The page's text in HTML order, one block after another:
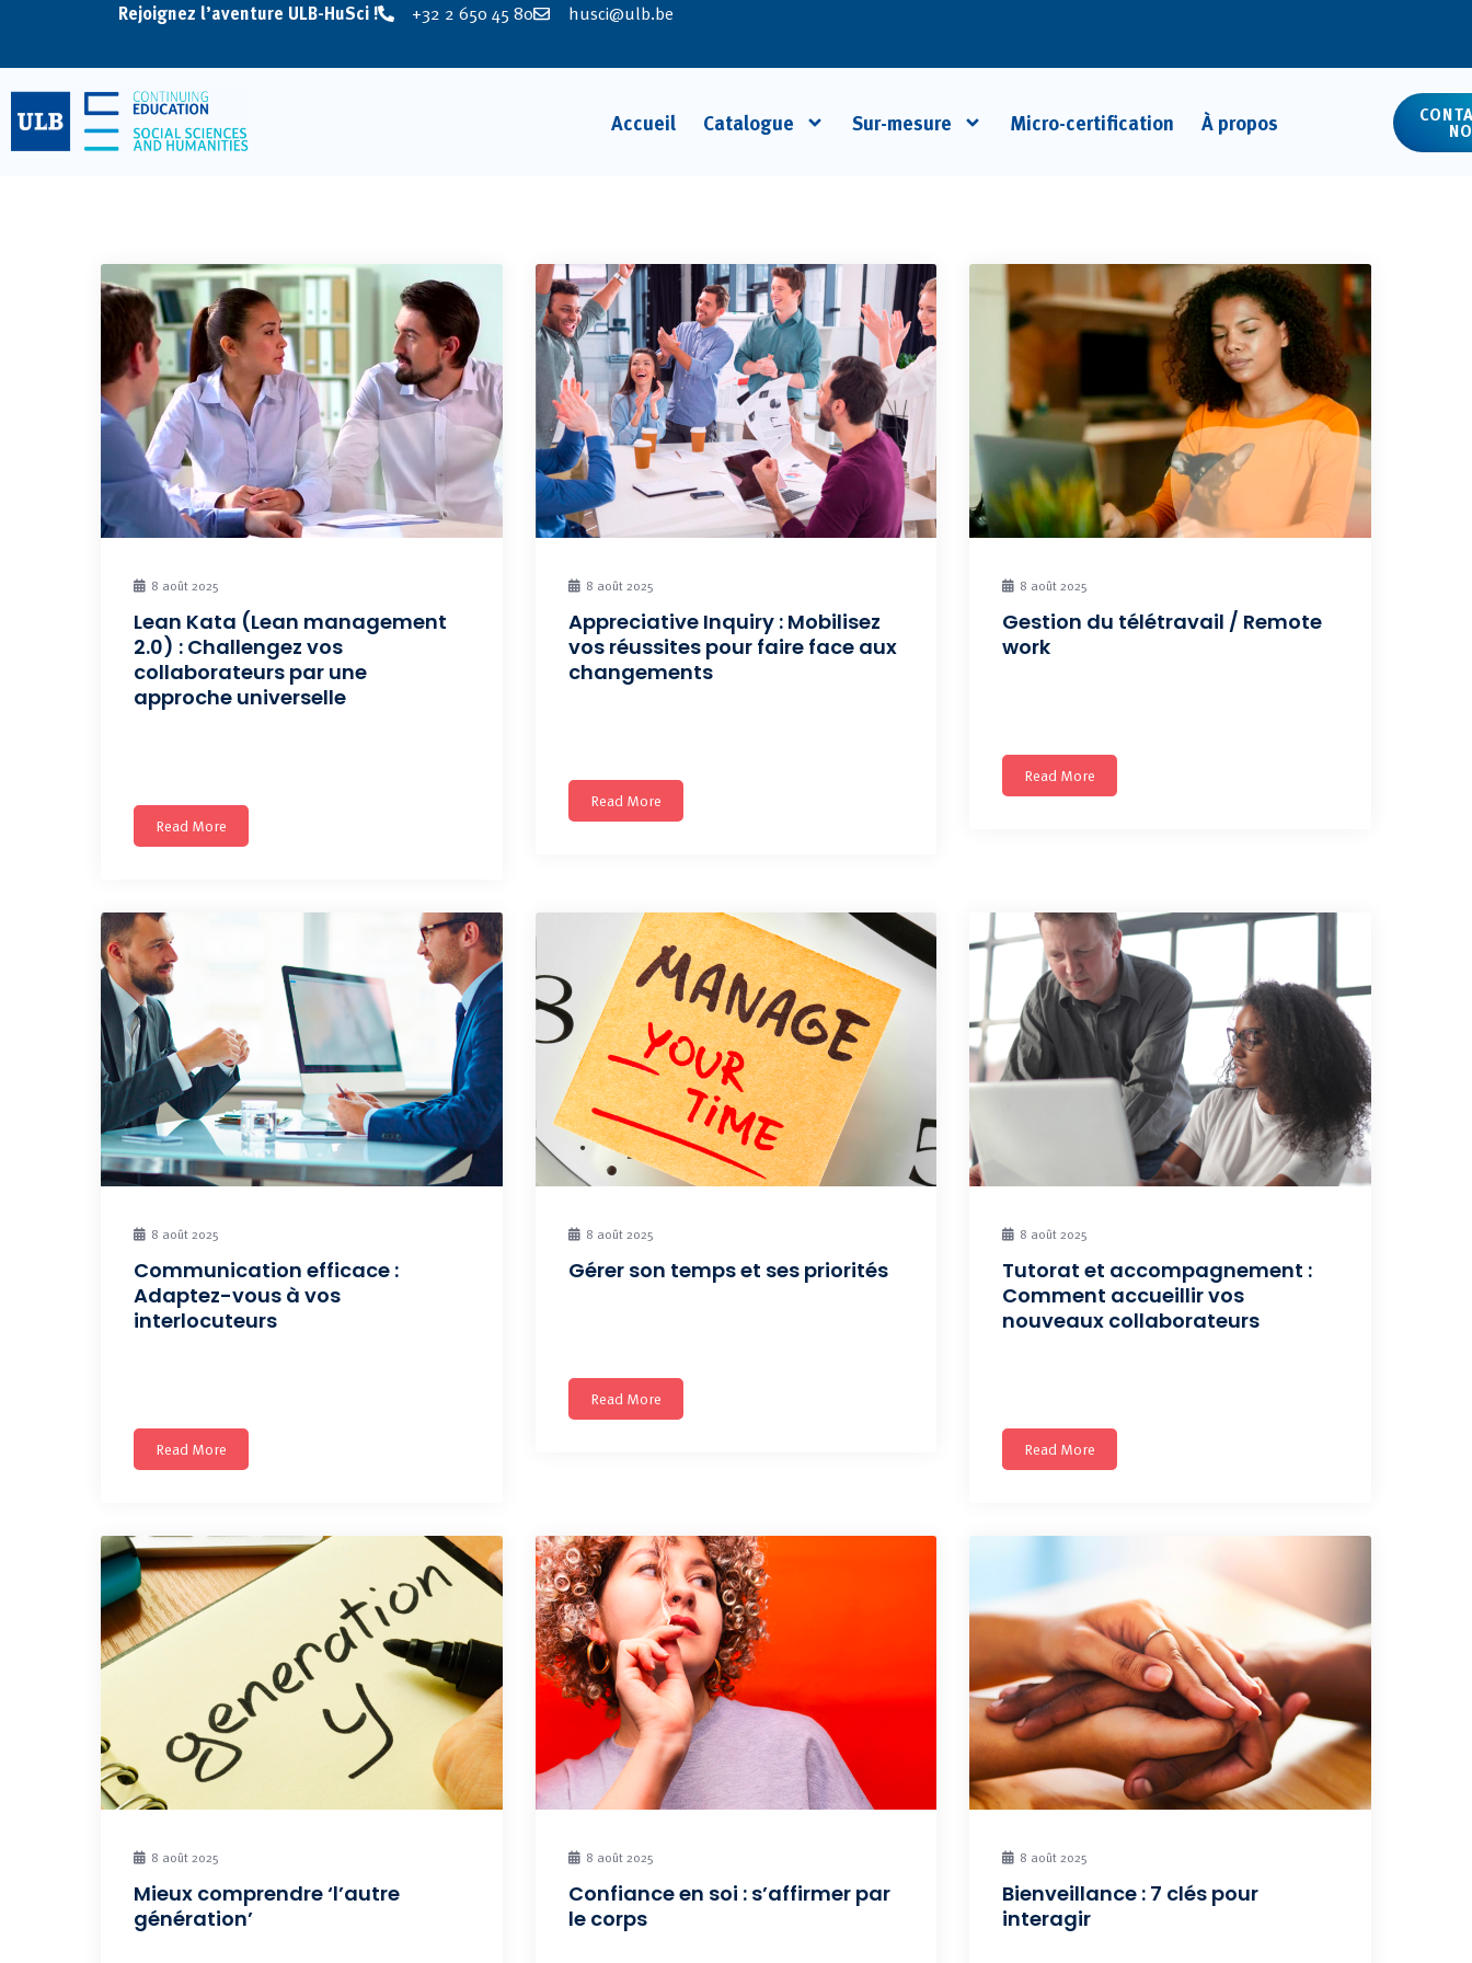
Rejoignez l’aventure ULB-HuSci ! +32 2 650 45 80 husci@ulb.be
Accueil Catalogue Sur-mesure Micro-certification À propos
8 août 2025
Lean Kata (Lean management
2.0) : Challengez vos
collaborateurs par une
approche universelle
Read More
8 août 2025
Appreciative Inquiry : Mobilisez
vos réussites pour faire face aux
changements
Read More
8 août 2025
Gestion du télétravail / Remote
work
Read More
8 août 2025
Communication efficace :
Adaptez-vous à vos
interlocuteurs
Read More
8 août 2025
Gérer son temps et ses priorités
Read More
8 août 2025
Tutorat et accompagnement :
Comment accueillir vos
nouveaux collaborateurs
Read More
8 août 2025
Mieux comprendre ‘l’autre
génération’
8 août 2025
Confiance en soi : s’affirmer par
le corps
8 août 2025
Bienveillance : 7 clés pour
interagir